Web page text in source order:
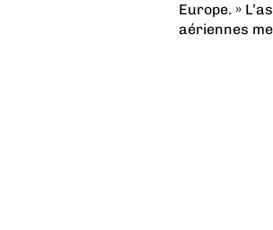
Europe. »
aériennes